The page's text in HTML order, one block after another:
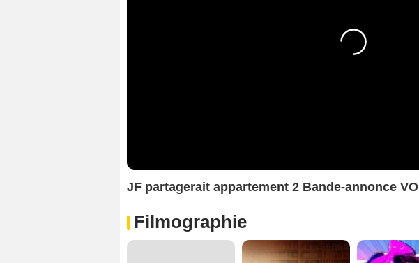
JF partagerait appartement 2 Bande-annonce VO
Filmographie